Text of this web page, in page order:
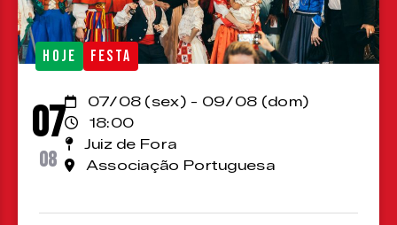
HOJE FESTA
07
08
07/08 (sex) - 09/08 (dom)
18:00
Juiz de Fora
Associação Portuguesa